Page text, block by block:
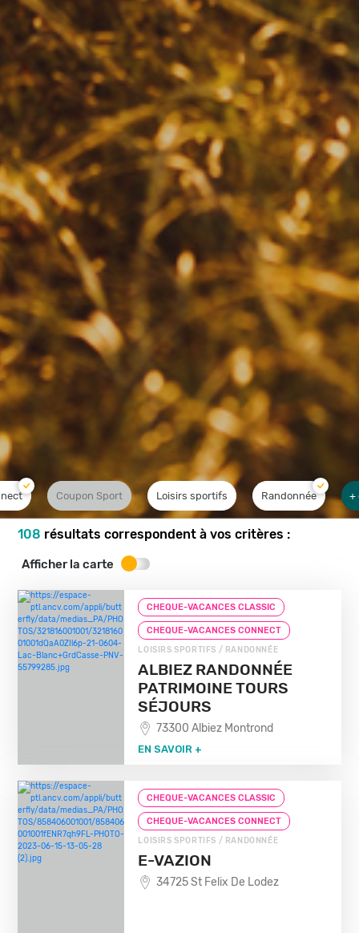
Coupon Sport Loisirs sportifs Randonnée +
108 résultats correspondent à vos critères :
Afficher la carte
CHEQUE-VACANCES CLASSIC
CHEQUE-VACANCES CONNECT
LOISIRS SPORTIFS / RANDONNÉE
ALBIEZ RANDONNÉE
PATRIMOINE TOURS
SÉJOURS
73300 Albiez Montrond
EN SAVOIR +
CHEQUE-VACANCES CLASSIC
CHEQUE-VACANCES CONNECT
LOISIRS SPORTIFS / RANDONNÉE
E-VAZION
34725 St Felix De Lodez